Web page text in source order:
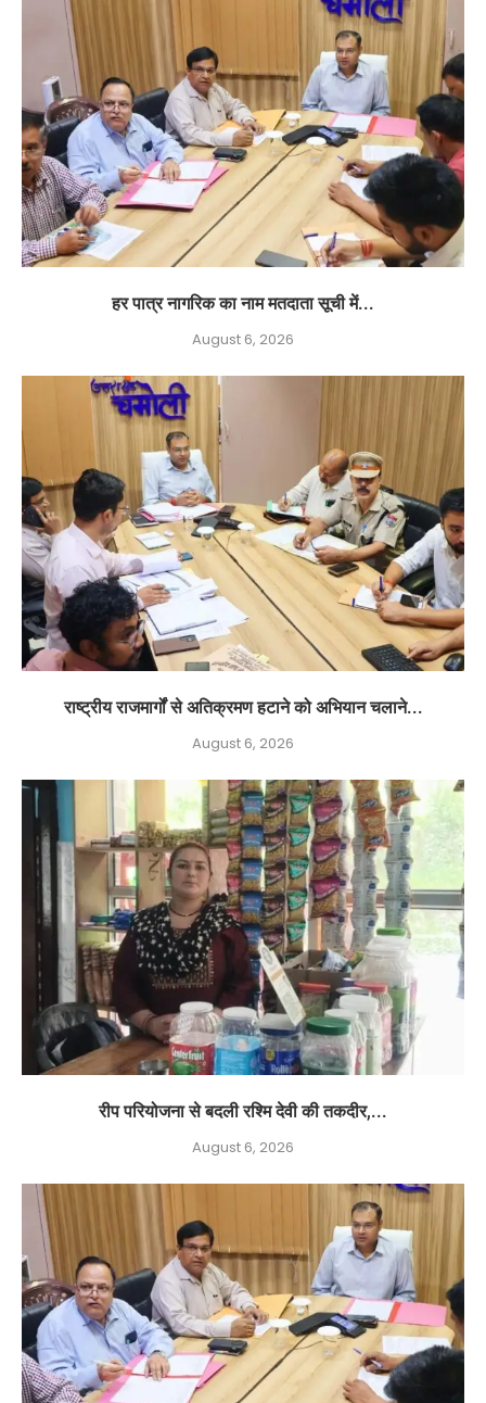
हर पात्र नागरिक का नाम मतदाता सूची में...
August 6, 2026
राष्ट्रीय राजमार्गों से अतिक्रमण हटाने को अभियान चलाने...
August 6, 2026
रीप परियोजना से बदली रश्मि देवी की तकदीर,...
August 6, 2026